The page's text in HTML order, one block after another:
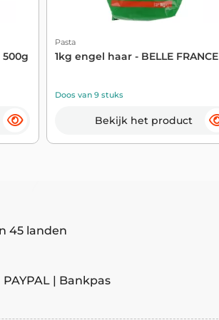
Pasta
1kg engel haar - BELLE FRANCE
Doos van 9 stuks
Bekijk het product
45 landen
| Bankpas